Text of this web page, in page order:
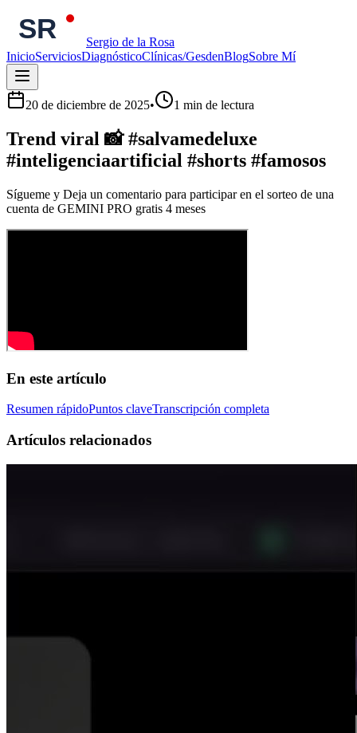
Sergio de la Rosa
InicioServiciosDiagnósticoClínicas/GesdenBlogSobre Mí
20 de diciembre de 2025• 1 min de lectura
Trend viral 📸 #salvamedeluxe
#inteligenciaartificial #shorts #famosos
Sígueme y Deja un comentario para participar en el sorteo de una
cuenta de GEMINI PRO gratis 4 meses
En este artículo
Resumen rápidoPuntos claveTranscripción completa
Artículos relacionados